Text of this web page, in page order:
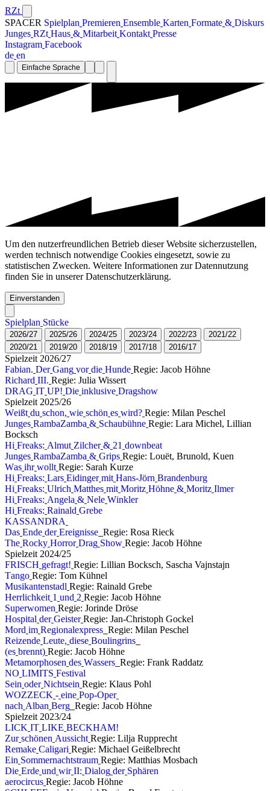
RZt
SPACER Spielplan Premieren Ensemble Karten Formate & Diskurs
Junges RZt Haus & Mitarbeit Kontakt Presse
Instagram Facebook
de en
Einfache Sprache
Um den nutzerfreundlichen Betrieb dieser Website sicherzustellen,
werden technisch notwendige Cookies eingesetzt, sowie zu
statistischen Zwecken. Weitere Informationen zur Datennutzung
finden Sie in unserer Datenschutzerklärung.
Einverstanden
Spielplan Stücke
2026/27 2025/26 2024/25 2023/24 2022/23 2021/22
2020/21 2019/20 2018/19 2017/18 2016/17
Spielzeit 2026/27
Fabian. Der Gang vor die Hunde Regie: Jacob Höhne
Richard III. Regie: Julia Wissert
DRAG IT UP! Die inklusive Dragshow
Spielzeit 2025/26
Weißt du schon, wie schön es wird? Regie: Milan Peschel
Junges RambaZamba & Schaubühne Regie: Lara Michel, Lillian
Bocksch
Hi Freaks: Almut Zilcher & 21 downbeat
Junges RambaZamba & Grips Regie: Louët, Brunold, Kuen
Was ihr wollt Regie: Sarah Kurze
Hi Freaks: Lars Eidinger mit Hans-Jörn Brandenburg
Hi Freaks: Ulrich Matthes mit Moritz Höhne & Moritz Ilmer
Hi Freaks: Angela & Nele Winkler
Hi Freaks: Rainald Grebe
KASSANDRA
Das Ende der Ereignisse Regie: Rosa Rieck
The Rocky Horror Drag Show Regie: Jacob Höhne
Spielzeit 2024/25
FRISCH gefragt! Regie: Lillian Bocksch, Sascha Vajnstajn
Tango Regie: Tom Kühnel
Musikantenstadl Regie: Rainald Grebe
Herrlichkeit 1 und 2 Regie: Jacob Höhne
Superwomen Regie: Jorinde Dröse
Hospital der Geister Regie: Jan-Christoph Gockel
Mord im Regionalexpress Regie: Milan Peschel
Reizende Leute, diese Boulingrins
(es brennt) Regie: Jacob Höhne
Metamorphosen des Wassers Regie: Frank Raddatz
NO LIMITS Festival
Sein oder Nichtsein Regie: Klaus Pohl
WOZZECK - eine Pop-Oper
nach Alban Berg Regie: Jacob Höhne
Spielzeit 2023/24
LICK IT LIKE BECKHAM!
Zur schönen Aussicht Regie: Lilja Rupprecht
Remake Caligari Regie: Michael Geißelbrecht
Ein Sommernachtstraum Regie: Matthias Mosbach
Die Erde und wir II: Dialog der Sphären
aerocircus Regie: Jacob Höhne